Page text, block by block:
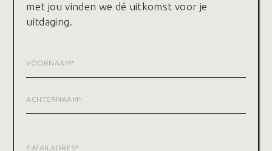
met jou vinden we dé uitkomst voor je
uitdaging.